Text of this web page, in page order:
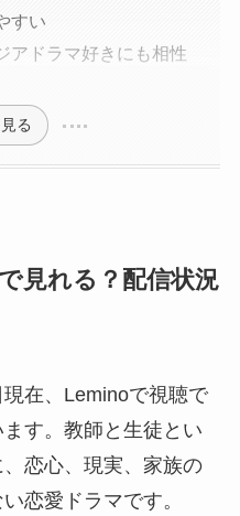
すい
アドラマ好きにも相性
る
見れる？配信状況
現在、Leminoで視聴で
す。教師と生徒とい
恋心、現実、家族の
恋愛ドラマです。